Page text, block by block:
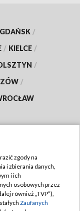
GDAŃSK /
/ KIELCE /
/
/
zgody na
i zbierania danych,
i ich
osobowych przez
również „TVP”),
Zaufanych